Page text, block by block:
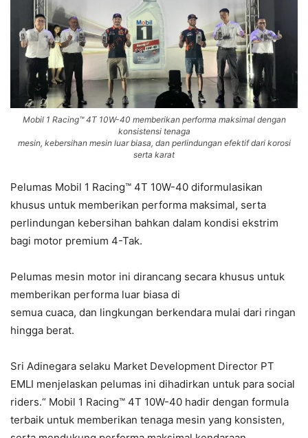
Mobil 1 Racing™ 4T 10W-40 memberikan performa maksimal dengan
konsistensi tenaga
mesin, kebersihan mesin luar biasa, dan perlindungan efektif dari korosi
serta karat
Pelumas Mobil 1 Racing™ 4T 10W-40 diformulasikan
khusus untuk memberikan performa maksimal, serta
perlindungan kebersihan bahkan dalam kondisi ekstrim
bagi motor premium 4-Tak.
Pelumas mesin motor ini dirancang secara khusus untuk
memberikan performa luar biasa di
semua cuaca, dan lingkungan berkendara mulai dari ringan
hingga berat.
Sri Adinegara selaku Market Development Director PT
EMLI menjelaskan pelumas ini dihadirkan untuk para social
riders.“ Mobil 1 Racing™ 4T 10W-40 hadir dengan formula
terbaik untuk memberikan tenaga mesin yang konsisten,